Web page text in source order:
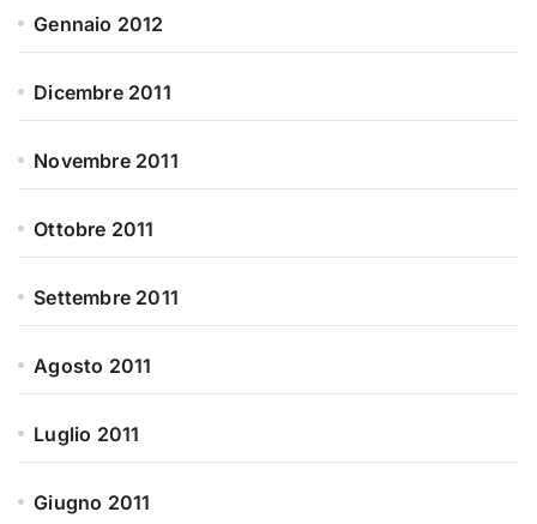
Gennaio 2012
Dicembre 2011
Novembre 2011
Ottobre 2011
Settembre 2011
Agosto 2011
Luglio 2011
Giugno 2011